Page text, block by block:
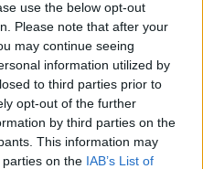
use the below opt-out
Please note that after your
may continue seeing
information utilized by
to third parties prior to
opt-out of the further
by third parties on the
This information may
on the IAB’s List of
än att bara
eller mindre nöjda.
av positiv energi än
borde biltillverkare
mer på, enligt de